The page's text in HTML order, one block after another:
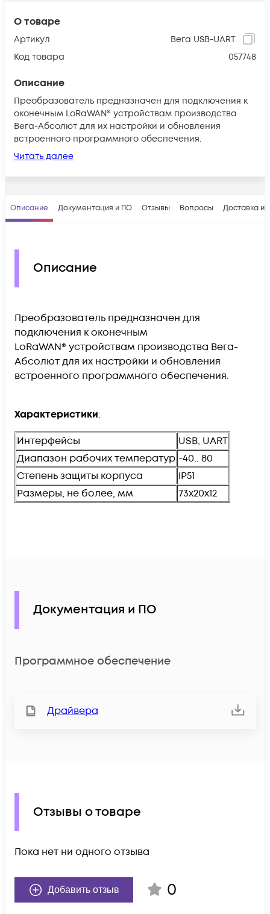
О товаре
Артикул
Вега USB-UART
Код товара
057748
Описание
Преобразователь предназначен для подключения к
оконечным LoRaWAN® устройствам производства
Вега-Абсолют для их настройки и обновления
встроенного программного обеспечения.
Читать далее
Описание Документация и ПО Отзывы Вопросы Доставка и
Описание
Преобразователь предназначен для
подключения к оконечным
LoRaWAN® устройствам производства Вега-
Абсолют для их настройки и обновления
встроенного программного обеспечения.
Характеристики:
Интерфейсы
USB, UART
Диапазон рабочих температур -40.. 80
Степень защиты корпуса
IP51
Размеры, не более, мм
73х20х12
Документация и ПО
Программное обеспечение
Драйвера
Отзывы о товаре
Пока нет ни одного отзыва
Добавить отзыв 0